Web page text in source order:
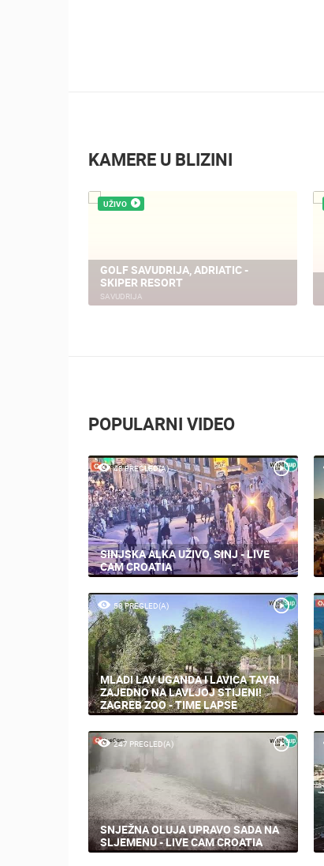
KAMERE U BLIZINI
UŽIVO
GOLF SAVUDRIJA, ADRIATIC -
SKIPER RESORT
SAVUDRIJA
POPULARNI VIDEO
48 PREGLED(A)
SINJSKA ALKA UŽIVO, SINJ - LIVE
CAM CROATIA
58 PREGLED(A)
MLADI LAV UGANDA I LAVICA TAYRI
ZAJEDNO NA LAVLJOJ STIJENI!
ZAGREB ZOO - TIME LAPSE
247 PREGLED(A)
SNJEŽNA OLUJA UPRAVO SADA NA
SLJEMENU - LIVE CAM CROATIA